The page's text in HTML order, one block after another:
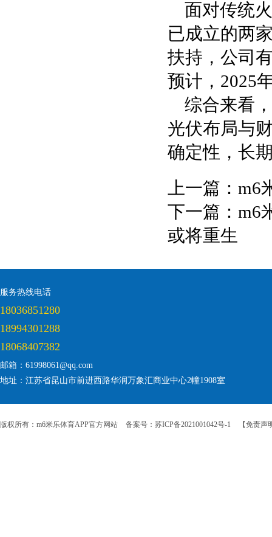
面对传统
已成立的两
扶持，公司
预计，2025
综合来看
光伏布局与
确定性，长
上一篇： m6
下一篇： m6
或将重生
服务热线电话
18036851280
18994301288
18068407382
邮箱：61998061@qq.com
地址：江苏省昆山市前进西路华润万象汇商业中心2幢1908室
版权所有：m6米乐体育APP官方网站 备案号：苏ICP备2021001042号-1 【免责声